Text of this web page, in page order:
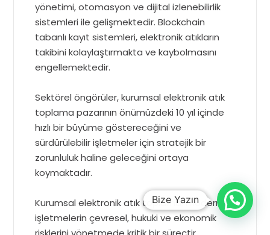
yönetimi, otomasyon ve dijital izlenebilirlik
sistemleri ile gelişmektedir. Blockchain
tabanlı kayıt sistemleri, elektronik atıkların
takibini kolaylaştırmakta ve kaybolmasını
engellemektedir.
Sektörel öngörüler, kurumsal elektronik atık
toplama pazarının önümüzdeki 10 yıl içinde
hızlı bir büyüme göstereceğini ve
sürdürülebilir işletmeler için stratejik bir
zorunluluk haline geleceğini ortaya
koymaktadır.
Kurumsal elektronik atık toplama, modern
işletmelerin çevresel, hukuki ve ekonomik